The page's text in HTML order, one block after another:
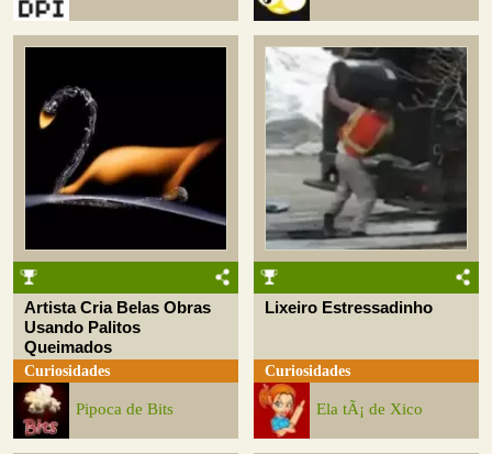
Artista Cria Belas Obras
Usando Palitos
Queimados
Curiosidades
Pipoca de Bits
Lixeiro Estressadinho
Curiosidades
Ela tÃ¡ de Xico